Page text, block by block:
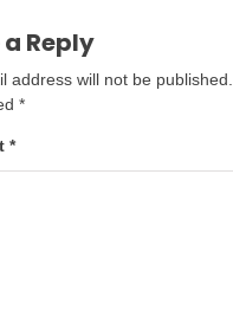
Reply
address will not be published.
*
*